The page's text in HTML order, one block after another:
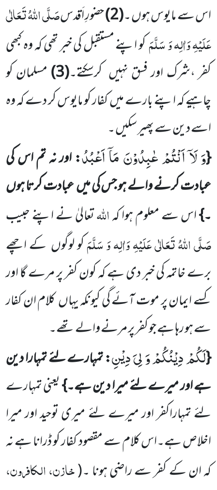
اس سے مایوس ہوں ۔(
2
)حضورِ اَقدسصَلَّی اللّٰہُ تَعَالٰی
عَلَیْہِ وَاٰلِہ وَ سَلَّمَکو اپنے مستقبل کی خبر تھی کہ وہ کبھی
کفر ،شرکاور فسق نہیں کرسکتے۔(
3
)مسلمان کو
چاہیے کہ اپنے بارے میںکفار کو مایوس کر دے کہ وہ
اسے دین سے پھیر سکیں ۔
{وَ لَاۤ اَنْتُمْ عٰبِدُوْنَ مَاۤ اَعْبُدُ: اور نہ تم اس کی
عبادت کرنے والے ہو جس کی میںعبادت کرتا ہوں
۔}اس سےمعلوم ہوا کہاللّٰہتعالیٰ نے اپنے حبیب
صَلَّی اللّٰہُ تَعَالٰی عَلَیْہِ وَاٰلِہ وَ سَلَّمَکولوگوں کے اچھے
برے خاتمہ کی خبر دی ہے کہ کونکفر پر مرے گا اور
کسے ایمان پر موت آئے گی کیونکہ یہاںکلام ان کفار
سے ہو رہا ہے جو کفر پر مرنے والے تھے۔
{لَكُمْ دِیْنُكُمْ وَ لِیَ دِیْنِ: تمہارے لئے تمہارا دین
ہے اور میرے لئے میرا دین ہے۔}یعنی تمہارے
لئے تمہاراکفر اور میرے لئے میری توحید اور میرا
اخلاص ہے۔اس کلام سے مقصود کفار کو ڈرانا ہے نہ
کہ ان کے کفر سے راضی ہونا ۔(خازن، الکافرون،